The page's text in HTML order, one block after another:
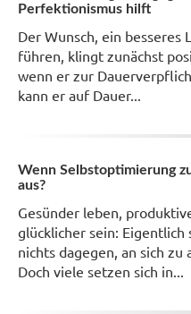
Perfektionismus hilft
Der Wunsch, ein besseres
führen, klingt zunächst
wenn er zur
kann er auf Dauer...
Wenn Selbstoptimierung
aus?
Gesünder leben,
glücklicher sein: Eigentlich
nichts dagegen, an sich zu
Doch viele setzen sich in...